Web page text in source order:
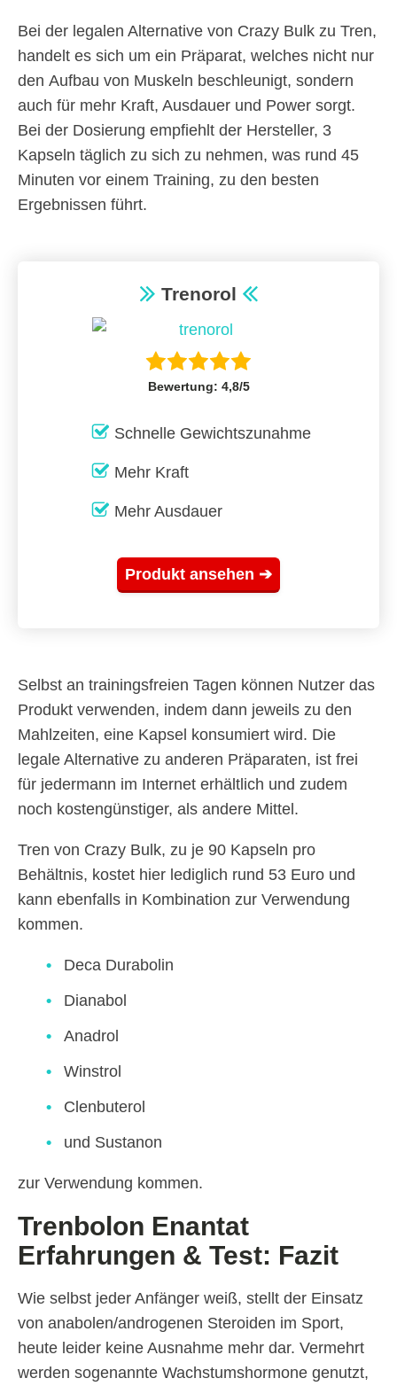
Bei der legalen Alternative von Crazy Bulk zu Tren,
handelt es sich um ein Präparat, welches nicht nur
den Aufbau von Muskeln beschleunigt, sondern
auch für mehr Kraft, Ausdauer und Power sorgt.
Bei der Dosierung empfiehlt der Hersteller, 3
Kapseln täglich zu sich zu nehmen, was rund 45
Minuten vor einem Training, zu den besten
Ergebnissen führt.
Trenorol
Bewertung: 4,8/5
Schnelle Gewichtszunahme
Mehr Kraft
Mehr Ausdauer
Produkt ansehen ➔
Selbst an trainingsfreien Tagen können Nutzer das
Produkt verwenden, indem dann jeweils zu den
Mahlzeiten, eine Kapsel konsumiert wird. Die
legale Alternative zu anderen Präparaten, ist frei
für jedermann im Internet erhältlich und zudem
noch kostengünstiger, als andere Mittel.
Tren von Crazy Bulk, zu je 90 Kapseln pro
Behältnis, kostet hier lediglich rund 53 Euro und
kann ebenfalls in Kombination zur Verwendung
kommen.
Deca Durabolin
Dianabol
Anadrol
Winstrol
Clenbuterol
und Sustanon
zur Verwendung kommen.
Trenbolon Enantat
Erfahrungen & Test: Fazit
Wie selbst jeder Anfänger weiß, stellt der Einsatz
von anabolen/androgenen Steroiden im Sport,
heute leider keine Ausnahme mehr dar. Vermehrt
werden sogenannte Wachstumshormone genutzt,